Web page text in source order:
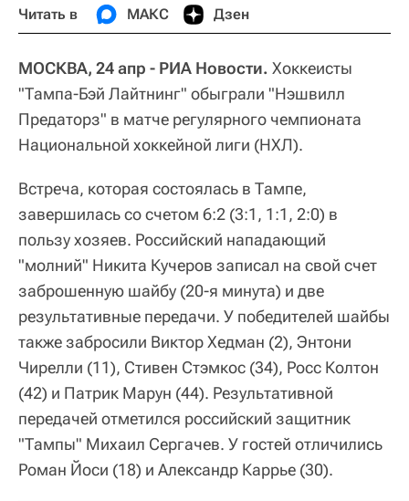
Читать в МАКС Дзен
МОСКВА, 24 апр - РИА Новости. Хоккеисты
"Тампа-Бэй Лайтнинг" обыграли "Нэшвилл
Предаторз" в матче регулярного чемпионата
Национальной хоккейной лиги (НХЛ).
Встреча, которая состоялась в Тампе,
завершилась со счетом 6:2 (3:1, 1:1, 2:0) в
пользу хозяев. Российский нападающий
"молний" Никита Кучеров записал на свой счет
заброшенную шайбу (20-я минута) и две
результативные передачи. У победителей шайбы
также забросили Виктор Хедман (2), Энтони
Чирелли (11), Стивен Стэмкос (34), Росс Колтон
(42) и Патрик Марун (44). Результативной
передачей отметился российский защитник
"Тампы" Михаил Сергачев. У гостей отличились
Роман Йоси (18) и Александр Каррье (30).